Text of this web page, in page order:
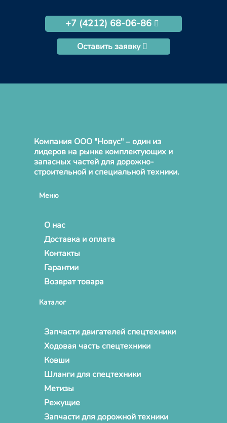
+7 (4212) 68-06-86
Оставить заявку
Компания ООО "Новус" – один из
лидеров на рынке комплектующих и
запасных частей для дорожно-
строительной и специальной техники.
Меню
О нас
Доставка и оплата
Контакты
Гарантии
Возврат товара
Каталог
Запчасти двигателей спецтехники
Ходовая часть спецтехники
Ковши
Шланги для спецтехники
Метизы
Режущие
Запчасти для дорожной техники